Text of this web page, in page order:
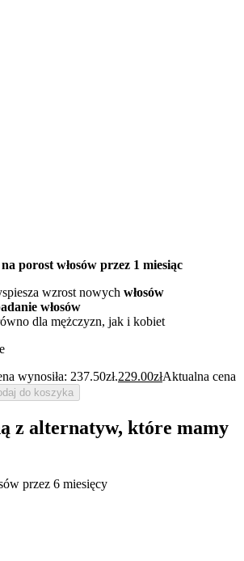
porost włosów przez 1 miesiąc
wzrost nowych włosów
włosów
dla mężczyzn, jak i kobiet
wynosiła: 237.50zł.229.00złAktualna cena
do koszyka
z alternatyw, które mamy
przez 6 miesięcy